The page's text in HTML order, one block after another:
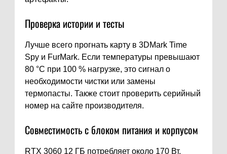
Проверка истории и тесты
Лучше всего прогнать карту в 3DMark Time
Spy и FurMark. Если температуры превышают
80 °C при 100 % нагрузке, это сигнал о
необходимости чистки или замены
термопасты. Также стоит проверить серийный
номер на сайте производителя.
Совместимость с блоком питания и корпусом
RTX 3060 12 ГБ потребляет около 170 Вт,